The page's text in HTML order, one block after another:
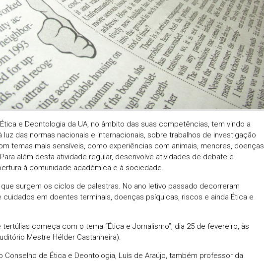
e Deontologia da UA, no âmbito das suas competências, tem vindo a
luz das normas nacionais e internacionais, sobre trabalhos de investigação
temas mais sensíveis, como experiências com animais, menores, doenças
além desta atividade regular, desenvolve atividades de debate e
à comunidade académica e à sociedade.
surgem os ciclos de palestras. No ano letivo passado decorreram
cuidados em doentes terminais, doenças psíquicas, riscos e ainda Ética e
tertúlias começa com o tema “Ética e Jornalismo”, dia 25 de fevereiro, às
Mestre Hélder Castanheira).
Conselho de Ética e Deontologia, Luís de Araújo, também professor da